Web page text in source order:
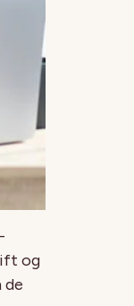
og
de